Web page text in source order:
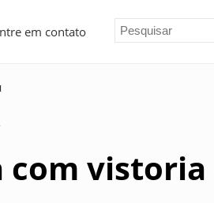
em contato
com vistoria